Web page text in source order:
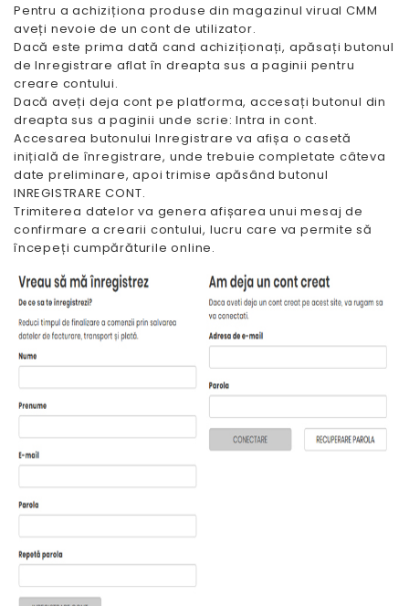
Pentru a achiziționa produse din magazinul virual CMM
aveți nevoie de un cont de utilizator.
Dacă este prima dată cand achiziționați, apăsați butonul
de Inregistrare aflat în dreapta sus a paginii pentru
creare contului.
Dacă aveți deja cont pe platforma, accesați butonul din
dreapta sus a paginii unde scrie: Intra in cont.
Accesarea butonului Inregistrare va afișa o casetă
inițială de înregistrare, unde trebuie completate câteva
date preliminare, apoi trimise apăsând butonul
INREGISTRARE CONT.
Trimiterea datelor va genera afișarea unui mesaj de
confirmare a crearii contului, lucru care va permite să
începeți cumpărăturile online.